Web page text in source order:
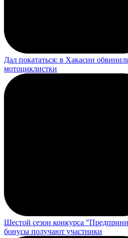
Дал покататься: в Хакасии
мотоциклистки
Шестой сезон конкурса
бонусы получают участники